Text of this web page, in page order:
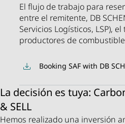
El flujo de trabajo para
entre el remitente, DB
Servicios Logísticos, LSP),
productores de
Booking SAF with DB
La decisión es tuya:
& SELL
Hemos realizado una inversión